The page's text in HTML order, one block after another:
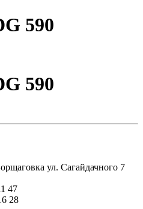
590
590
ул. Сагайдачного 7
47
28